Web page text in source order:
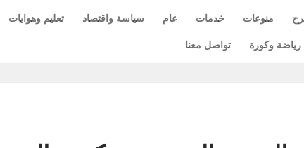
منوعات خدمات عام سياسة واقتصاد
تعليم وهوايات
رياضة وكورة تواصل معنا